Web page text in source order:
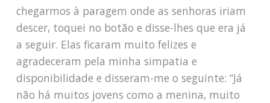
chegarmos à paragem onde as senhoras iriam
descer, toquei no botão e disse-lhes que era já
a seguir. Elas ficaram muito felizes e
agradeceram pela minha simpatia e
disponibilidade e disseram-me o seguinte: “Já
não há muitos jovens como a menina, muito